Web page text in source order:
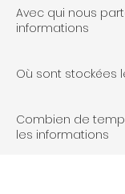
Avec qui nous
informations
Où sont stockées
Combien de
les informations